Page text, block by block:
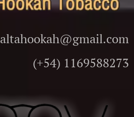
altahookah@gmail.com
(+54) 1169588273